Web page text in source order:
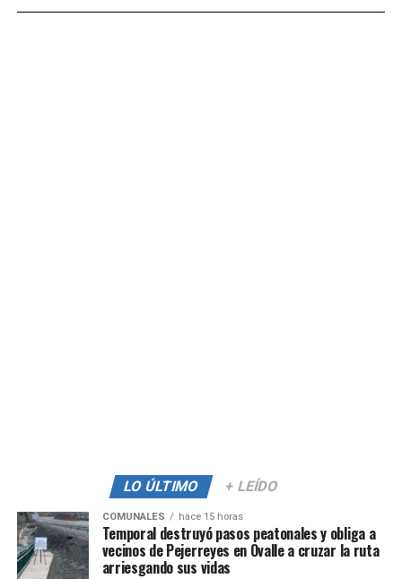
LO ÚLTIMO + LEÍDO
COMUNALES hace 15 horas
Temporal destruyó pasos peatonales y obliga a
vecinos de Pejerreyes en Ovalle a cruzar la ruta
arriesgando sus vidas